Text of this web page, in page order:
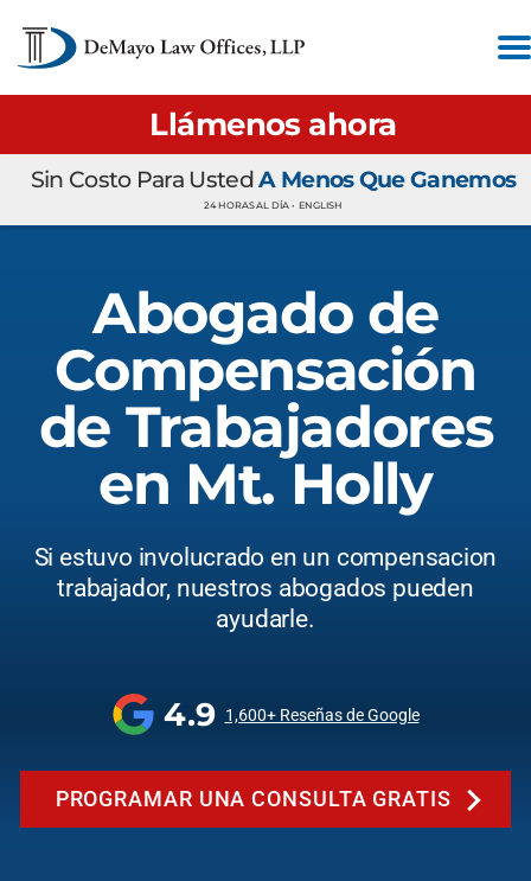
Llámenos ahora
Sin Costo Para UstedA Menos Que Ganemos
24 HORAS AL DÍA • ENGLISH
Abogado de
Compensación
de Trabajadores
en Mt. Holly
Si estuvo involucrado en un compensacion
trabajador, nuestros abogados pueden
ayudarle.
4.9 1,600+ Reseñas de Google
PROGRAMAR UNA CONSULTA GRATIS